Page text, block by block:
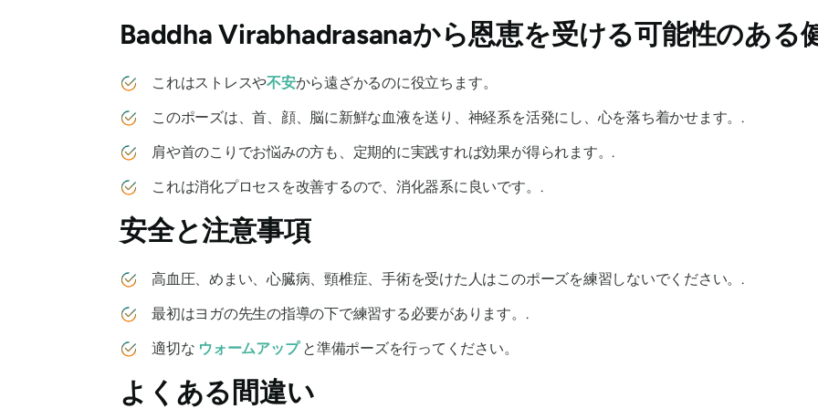
Baddha Virabhadrasanaから恩恵を受ける可能性のある
これはストレスや不安から遠ざかるのに役立ちます。
このポーズは、首、顔、脳に新鮮な血液を送り、神経系を活発にし、心を落ち着かせます。.
肩や首のこりでお悩みの方も、定期的に実践すれば効果が得られます。.
これは消化プロセスを改善するので、消化器系に良いです。.
安全と注意事項
高血圧、めまい、心臓病、頸椎症、手術を受けた人はこのポーズを練習しないでください。.
最初はヨガの先生の指導の下で練習する必要があります。.
適切な ウォームアップと準備ポーズを行ってください。
よくある間違い